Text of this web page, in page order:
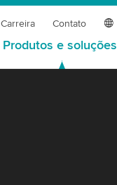
Carreira Contato
Produtos e soluções